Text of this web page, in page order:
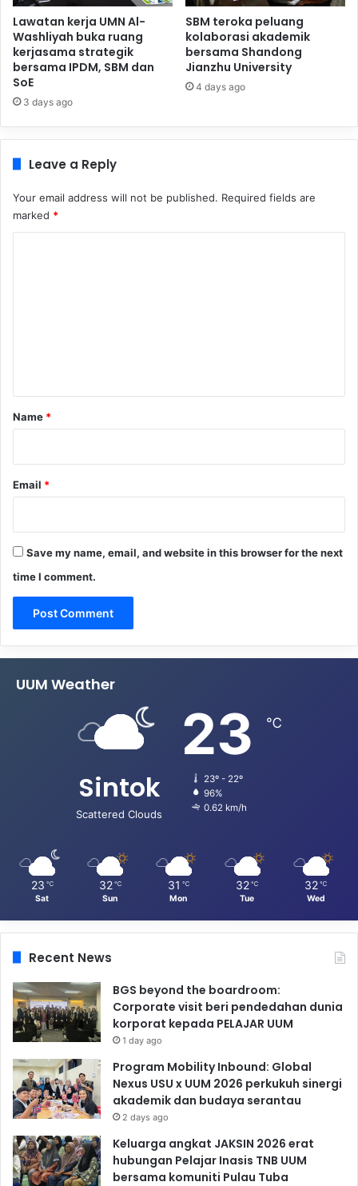
Lawatan kerja UMN Al-
Washliyah buka ruang
kerjasama strategik
bersama IPDM, SBM dan
SoE
3 days ago
SBM teroka peluang
kolaborasi akademik
bersama Shandong
Jianzhu University
4 days ago
Leave a Reply
Your email address will not be published. Required fields are
marked *
*
Name *
Email *
Save my name, email, and website in this browser for the next
time I comment.
UUM Weather
Sintok
Scattered Clouds
23 ℃
23º - 22º
96%
0.62 km/h
23 ℃
Sat
32 ℃
Sun
31 ℃
Mon
32 ℃
Tue
32 ℃
Wed
Recent News
BGS beyond the boardroom:
Corporate visit beri pendedahan dunia
korporat kepada PELAJAR UUM
1 day ago
Program Mobility Inbound: Global
Nexus USU x UUM 2026 perkukuh sinergi
akademik dan budaya serantau
2 days ago
Keluarga angkat JAKSIN 2026 erat
hubungan Pelajar Inasis TNB UUM
bersama komuniti Pulau Tuba